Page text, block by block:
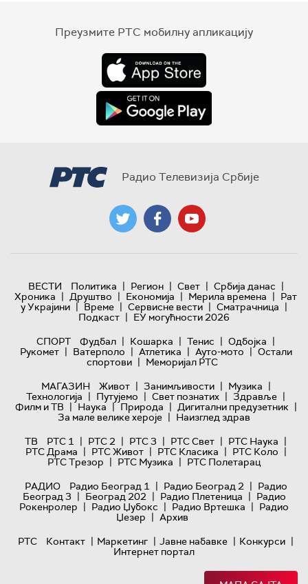
Преузмите РТС мобилну апликацију
Радио Телевизија Србије
ВЕСТИ Политика | Регион | Свет | Србија данас |
Хроника | Друштво | Економија | Мерила времена | Рат
у Украјини | Време | Сервисне вести | Сматрачница |
Подкаст | ЕУ могућности 2026
СПОРТ
Фудбал | Кошарка | Тенис | Одбојка |
Рукомет | Ватерполо | Атлетика | Ауто-мото | Остали
спортови | Меморијал РТС
МАГАЗИН
Живот | Занимљивости | Музика |
Технологијa | Путујемо | Свет познатих | Здравље |
Филм и ТВ | Наука | Природа | Дигитални предузетник |
За мале велике хероје | Наизглед здрав
ТВ
РТС 1 | РТС 2 | РТС 3 | РТС Свет | РТС Наука |
РТС Драма | РТС Живот | РТС Класика | РТС Коло |
РТС Трезор | РТС Музика | РТС Полетарац
РАДИО
Радио Београд 1 | Радио Београд 2 | Радио
Београд 3 | Београд 202 | Радио Плетеница | Радио
Рокенролер | Радио Џубокс | Радио Вртешка | Радио
Џезер | Архив
РТС
Контакт | Маркетинг | Јавне набавке | Конкурси |
Интернет портал